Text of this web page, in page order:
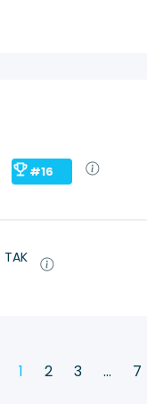
#16
TAK
1 2 3 … 7